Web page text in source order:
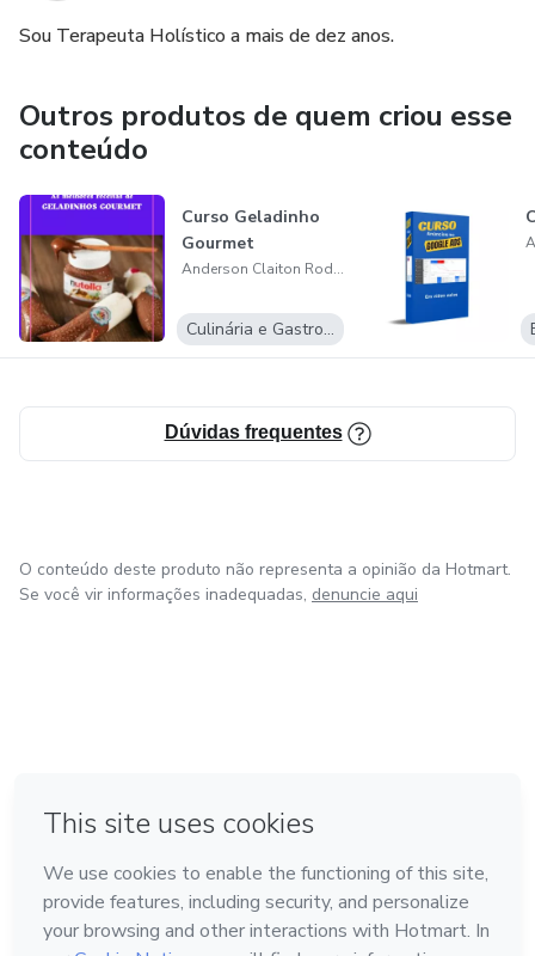
Sou Terapeuta Holístico a mais de dez anos.
Outros produtos de quem criou esse
conteúdo
Curso Geladinho
Gourmet
Anderson Claiton Rodrigues de Lima
Culinária e Gastronomia
Dúvidas frequentes
O conteúdo deste produto não representa a opinião da Hotmart.
Se você vir informações inadequadas, denuncie aqui
Feito com ❤ na Cidade do México